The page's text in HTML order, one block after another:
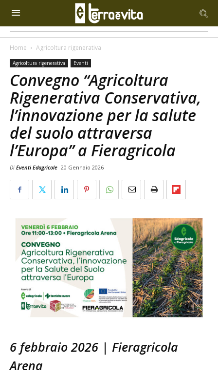
Home Agricoltura rigenerativa
Agricoltura rigenerativa Eventi
Convegno “Agricoltura
Rigenerativa Conservativa,
l’innovazione per la salute
del suolo attraversa
l’Europa” a Fieragricola
Di Eventi Edagricole 20 Gennaio 2026
6 febbraio 2026 | Fieragricola
Arena